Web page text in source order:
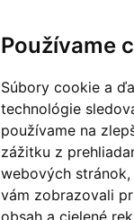
Používame
Súbory cookie a
technológie
používame na
zážitku z
webových
vám zobrazovali
obsah a cielené
+420 311 604 182